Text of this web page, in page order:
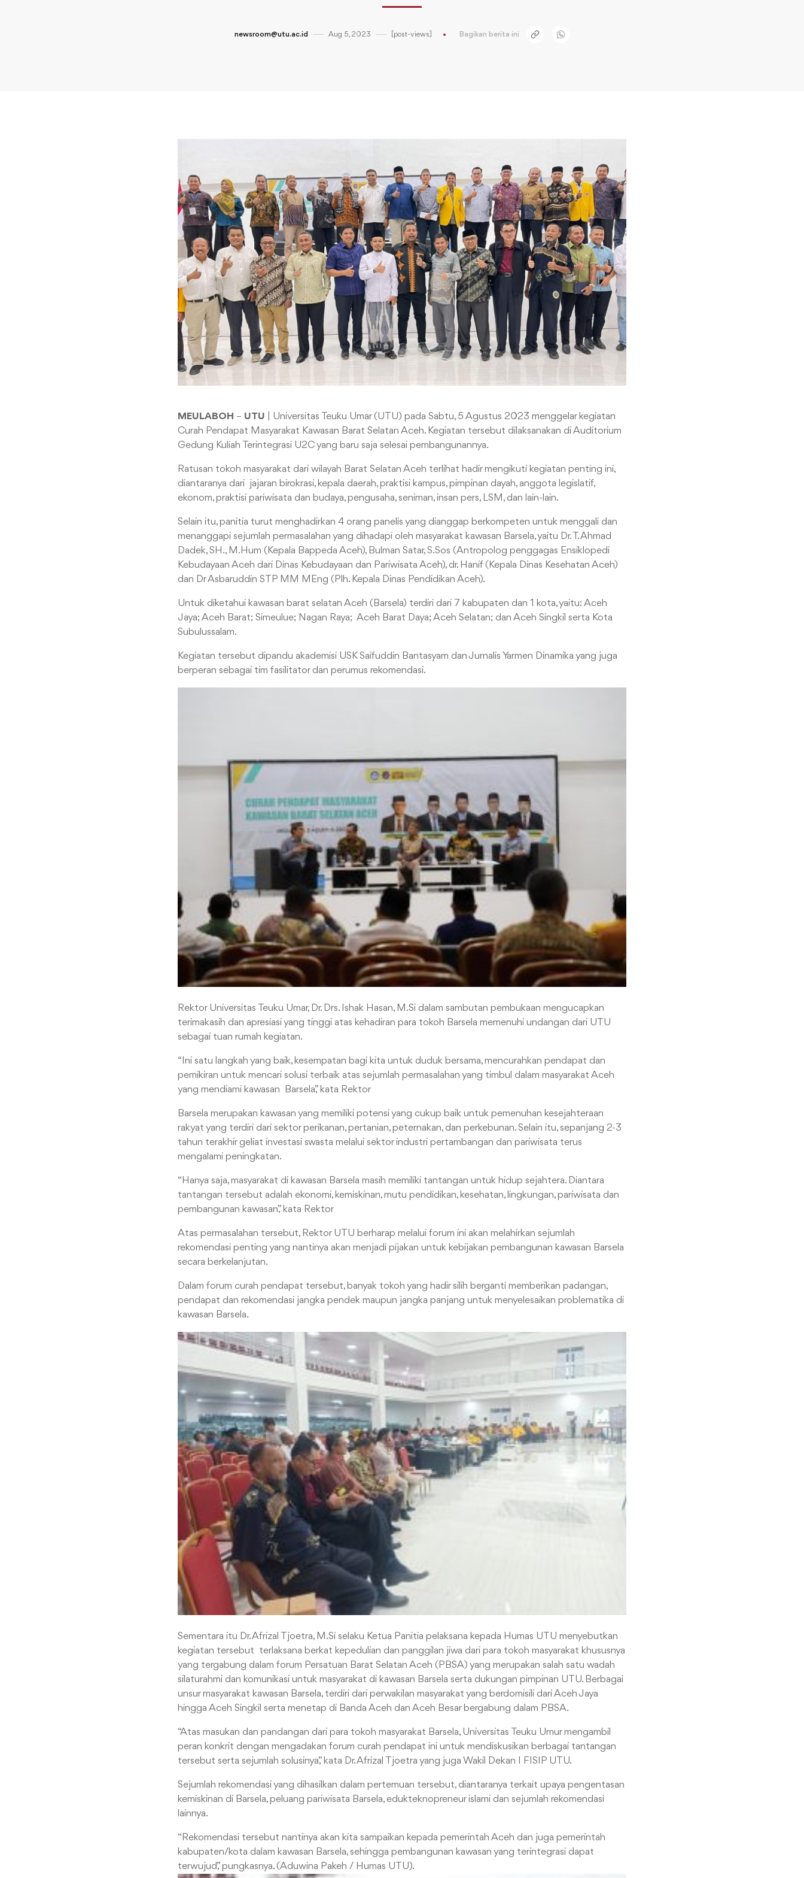
newsroom@utu.ac.id Aug 5, 2023 [post-views] Bagikan berita ini
MEULABOH – UTU | Universitas Teuku Umar (UTU) pada Sabtu, 5 Agustus 2023 menggelar kegiatan
Curah Pendapat Masyarakat Kawasan Barat Selatan Aceh. Kegiatan tersebut dilaksanakan di Auditorium
Gedung Kuliah Terintegrasi U2C yang baru saja selesai pembangunannya.
Ratusan tokoh masyarakat dari wilayah Barat Selatan Aceh terlihat hadir mengikuti kegiatan penting ini,
diantaranya dari jajaran birokrasi, kepala daerah, praktisi kampus, pimpinan dayah, anggota legislatif,
ekonom, praktisi pariwisata dan budaya, pengusaha, seniman, insan pers, LSM, dan lain-lain.
Selain itu, panitia turut menghadirkan 4 orang panelis yang dianggap berkompeten untuk menggali dan
menanggapi sejumlah permasalahan yang dihadapi oleh masyarakat kawasan Barsela, yaitu Dr. T. Ahmad
Dadek, SH., M.Hum (Kepala Bappeda Aceh), Bulman Satar, S.Sos (Antropolog penggagas Ensiklopedi
Kebudayaan Aceh dari Dinas Kebudayaan dan Pariwisata Aceh), dr. Hanif (Kepala Dinas Kesehatan Aceh)
dan Dr Asbaruddin STP MM MEng (Plh. Kepala Dinas Pendidikan Aceh).
Untuk diketahui kawasan barat selatan Aceh (Barsela) terdiri dari 7 kabupaten dan 1 kota, yaitu: Aceh
Jaya; Aceh Barat; Simeulue; Nagan Raya; Aceh Barat Daya; Aceh Selatan; dan Aceh Singkil serta Kota
Subulussalam.
Kegiatan tersebut dipandu akademisi USK Saifuddin Bantasyam dan Jurnalis Yarmen Dinamika yang juga
berperan sebagai tim fasilitator dan perumus rekomendasi.
Rektor Universitas Teuku Umar, Dr. Drs. Ishak Hasan, M.Si dalam sambutan pembukaan mengucapkan
terimakasih dan apresiasi yang tinggi atas kehadiran para tokoh Barsela memenuhi undangan dari UTU
sebagai tuan rumah kegiatan.
“Ini satu langkah yang baik, kesempatan bagi kita untuk duduk bersama, mencurahkan pendapat dan
pemikiran untuk mencari solusi terbaik atas sejumlah permasalahan yang timbul dalam masyarakat Aceh
yang mendiami kawasan Barsela,” kata Rektor
Barsela merupakan kawasan yang memiliki potensi yang cukup baik untuk pemenuhan kesejahteraan
rakyat yang terdiri dari sektor perikanan, pertanian, peternakan, dan perkebunan. Selain itu, sepanjang 2-3
tahun terakhir geliat investasi swasta melalui sektor industri pertambangan dan pariwisata terus
mengalami peningkatan.
“Hanya saja, masyarakat di kawasan Barsela masih memiliki tantangan untuk hidup sejahtera. Diantara
tantangan tersebut adalah ekonomi, kemiskinan, mutu pendidikan, kesehatan, lingkungan, pariwisata dan
pembangunan kawasan,” kata Rektor
Atas permasalahan tersebut, Rektor UTU berharap melalui forum ini akan melahirkan sejumlah
rekomendasi penting yang nantinya akan menjadi pijakan untuk kebijakan pembangunan kawasan Barsela
secara berkelanjutan.
Dalam forum curah pendapat tersebut, banyak tokoh yang hadir silih berganti memberikan padangan,
pendapat dan rekomendasi jangka pendek maupun jangka panjang untuk menyelesaikan problematika di
kawasan Barsela.
Sementara itu Dr. Afrizal Tjoetra, M.Si selaku Ketua Panitia pelaksana kepada Humas UTU menyebutkan
kegiatan tersebut terlaksana berkat kepedulian dan panggilan jiwa dari para tokoh masyarakat khususnya
yang tergabung dalam forum Persatuan Barat Selatan Aceh (PBSA) yang merupakan salah satu wadah
silaturahmi dan komunikasi untuk masyarakat di kawasan Barsela serta dukungan pimpinan UTU. Berbagai
unsur masyarakat kawasan Barsela, terdiri dari perwakilan masyarakat yang berdomisili dari Aceh Jaya
hingga Aceh Singkil serta menetap di Banda Aceh dan Aceh Besar bergabung dalam PBSA.
“Atas masukan dan pandangan dari para tokoh masyarakat Barsela, Universitas Teuku Umur mengambil
peran konkrit dengan mengadakan forum curah pendapat ini untuk mendiskusikan berbagai tantangan
tersebut serta sejumlah solusinya,” kata Dr. Afrizal Tjoetra yang juga Wakil Dekan I FISIP UTU.
Sejumlah rekomendasi yang dihasilkan dalam pertemuan tersebut, diantaranya terkait upaya pengentasan
kemiskinan di Barsela, peluang pariwisata Barsela, edukteknopreneur islami dan sejumlah rekomendasi
lainnya.
“Rekomendasi tersebut nantinya akan kita sampaikan kepada pemerintah Aceh dan juga pemerintah
kabupaten/kota dalam kawasan Barsela, sehingga pembangunan kawasan yang terintegrasi dapat
terwujud,” pungkasnya. (Aduwina Pakeh / Humas UTU).